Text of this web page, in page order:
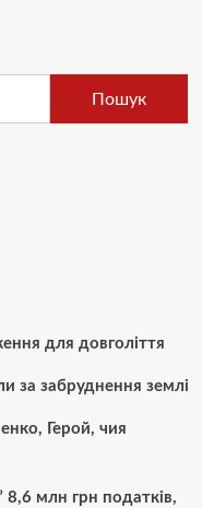
Пошук
для довголіття
за забруднення землі
Герой, чия
8,6 млн грн податків,